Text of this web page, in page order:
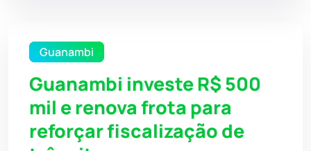
Guanambi
Guanambi investe R$ 500
mil e renova frota para
reforçar fiscalização de